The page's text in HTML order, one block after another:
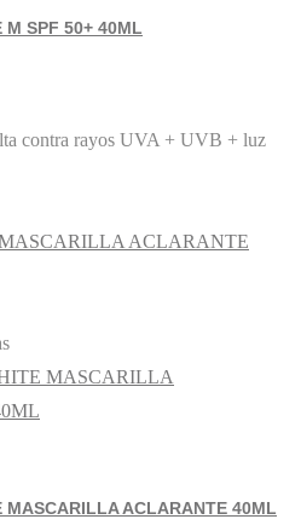
M SPF 50+ 40ML
contra rayos UVA + UVB + luz
MASCARILLA ACLARANTE 40ML